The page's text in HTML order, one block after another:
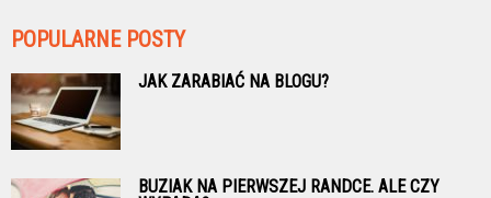
POPULARNE POSTY
JAK ZARABIAĆ NA BLOGU?
BUZIAK NA PIERWSZEJ RANDCE. ALE CZY